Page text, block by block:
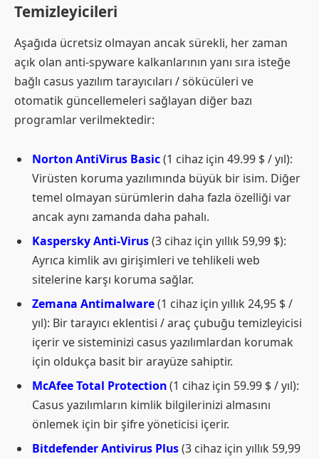
Temizleyicileri
Aşağıda ücretsiz olmayan ancak sürekli, her zaman
açık olan anti-spyware kalkanlarının yanı sıra isteğe
bağlı casus yazılım tarayıcıları / sökücüleri ve
otomatik güncellemeleri sağlayan diğer bazı
programlar verilmektedir:
Norton AntiVirus Basic(1 cihaz için 49.99 $ / yıl):
Virüsten koruma yazılımında büyük bir isim. Diğer
temel olmayan sürümlerin daha fazla özelliği var
ancak aynı zamanda daha pahalı.
Kaspersky Anti-Virus(3 cihaz için yıllık 59,99 $):
Ayrıca kimlik avı girişimleri ve tehlikeli web
sitelerine karşı koruma sağlar.
Zemana Antimalware(1 cihaz için yıllık 24,95 $ /
yıl): Bir tarayıcı eklentisi / araç çubuğu temizleyicisi
içerir ve sisteminizi casus yazılımlardan korumak
için oldukça basit bir arayüze sahiptir.
McAfee Total Protection(1 cihaz için 59.99 $ / yıl):
Casus yazılımların kimlik bilgilerinizi almasını
önlemek için bir şifre yöneticisi içerir.
Bitdefender Antivirus Plus(3 cihaz için yıllık 59,99